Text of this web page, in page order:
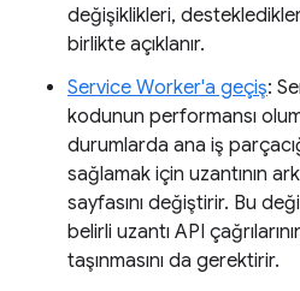
değişiklikleri,
birlikte açıklanır.
Service Worker'a geçiş:
kodunun performansı
durumlarda ana iş
sağlamak için uzantının
sayfasını değiştirir. Bu
belirli uzantı API
taşınmasını da gerektirir.